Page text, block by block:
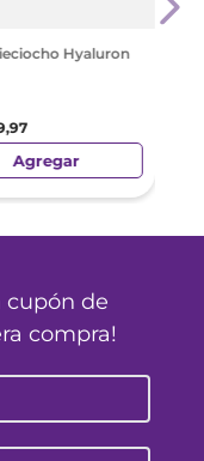
Hyaluron
,97
Agregar
cupón de
compra!